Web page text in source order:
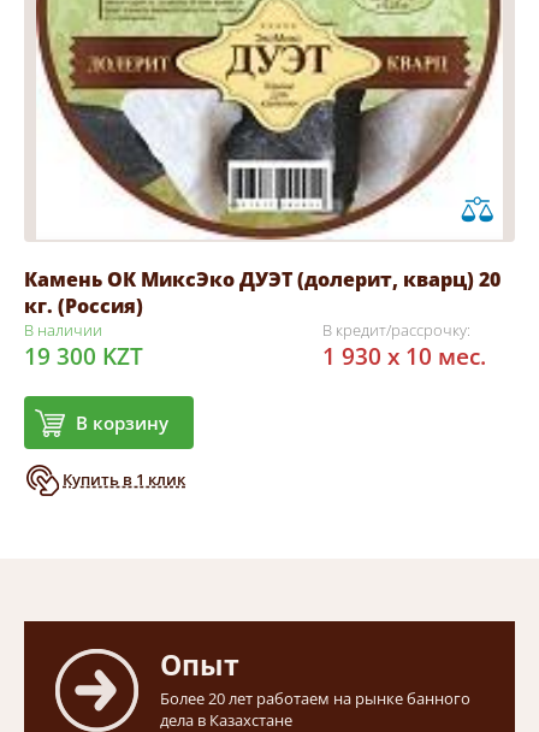
Камень ОК МиксЭко ДУЭТ (долерит, кварц) 20
кг. (Россия)
В наличии
19 300 KZT
В корзину
Купить в 1 клик
В кредит/рассрочку:
1 930 x 10 мес.
Опыт
Более 20 лет работаем на рынке банного
дела в Казахстане